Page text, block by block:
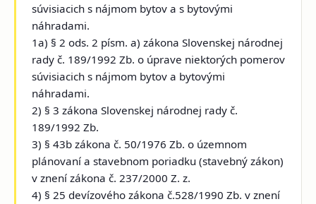
súvisiacich s nájmom bytov a s bytovými
náhradami.
1a) § 2 ods. 2 písm. a) zákona Slovenskej národnej
rady č. 189/1992 Zb. o úprave niektorých pomerov
súvisiacich s nájmom bytov a bytovými
náhradami.
2) § 3 zákona Slovenskej národnej rady č.
189/1992 Zb.
3) § 43b zákona č. 50/1976 Zb. o územnom
plánovaní a stavebnom poriadku (stavebný zákon)
v znení zákona č. 237/2000 Z. z.
4) § 25 devízového zákona č.528/1990 Zb. v znení